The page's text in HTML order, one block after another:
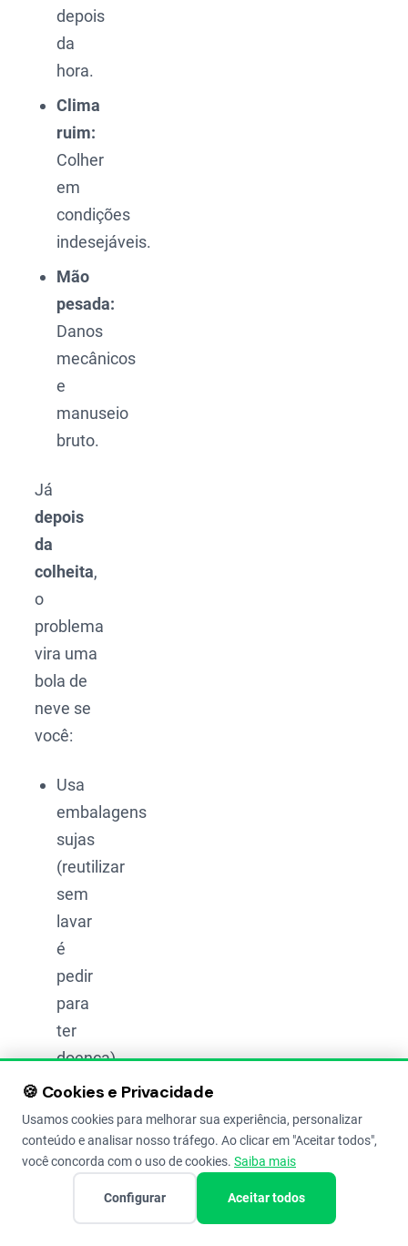
depois
da
hora.
Clima
ruim:
Colher
em
condições
indesejáveis.
Mão
pesada:
Danos
mecânicos
e
manuseio
bruto.
Já
depois
da
colheita,
o
problema
vira uma
bola de
neve se
você:
Usa
embalagens
sujas
(reutilizar
sem
lavar
é
pedir
para
ter
doença).
Mistura
produto
podre
com
🍪 Cookies e Privacidade
Usamos cookies para melhorar sua experiência, personalizar
conteúdo e analisar nosso tráfego. Ao clicar em "Aceitar todos",
você concorda com o uso de cookies. Saiba mais
Configurar Aceitar todos